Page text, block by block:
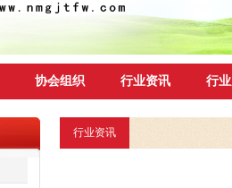
协会组织 行业资讯 行
行业资讯